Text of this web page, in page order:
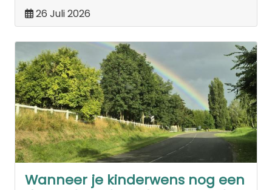
26 Juli 2026
Wanneer je kinderwens nog een